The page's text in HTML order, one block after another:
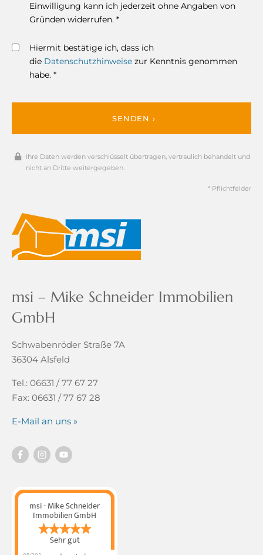
Einwilligung kann ich jederzeit ohne Angaben von
Gründen widerrufen. *
Hiermit bestätige ich, dass ich
die Datenschutzhinweise zur Kenntnis genommen
habe. *
SENDEN ›
Ihre Daten werden verschlüsselt übertragen, vertraulich behandelt und
nicht an Dritte weitergegeben.
* Pflichtfelder
msi – Mike Schneider Immobilien
GmbH
Schwabenröder Straße 7A
36304 Alsfeld
Tel.: 06631 / 77 67 27
Fax: 06631 / 77 67 28
E-Mail an uns »
msi - Mike Schneider
Immobilien GmbH
Sehr gut